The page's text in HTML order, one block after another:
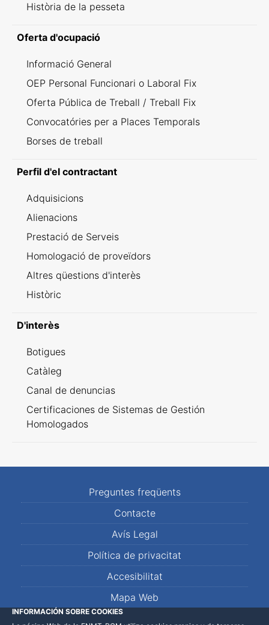
Història de la pesseta
Oferta d'ocupació
Informació General
OEP Personal Funcionari o Laboral Fix
Oferta Pública de Treball / Treball Fix
Convocatóries per a Places Temporals
Borses de treball
Perfil d'el contractant
Adquisicions
Alienacions
Prestació de Serveis
Homologació de proveïdors
Altres qüestions d'interès
Històric
D'interès
Botigues
Catàleg
Canal de denuncias
Certificaciones de Sistemas de Gestión
Homologados
Preguntes freqüents
Contacte
Avís Legal
Política de privacitat
Accesibilitat
Mapa Web
INFORMACIÓN SOBRE COOKIES